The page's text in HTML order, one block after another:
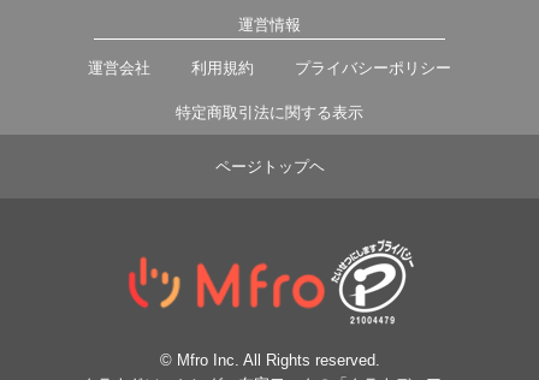
運営情報
運営会社 利用規約 プライバシーポリシー
特定商取引法に関する表示
ページトップヘ
© Mfro Inc. All Rights reserved.